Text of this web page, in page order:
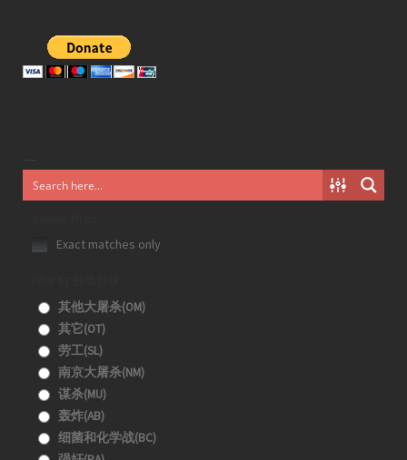
Exact matches only
其他大屠杀(OM)
其它(OT)
劳工(SL)
南京大屠杀(NM)
谋杀(MU)
轰炸(AB)
细菌和化学战(BC)